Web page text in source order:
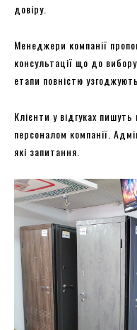
довіру.
Менеджери компанії
консультації що до
етапи повністю
Клієнти у відгуках
персоналом компанії.
які запитання.